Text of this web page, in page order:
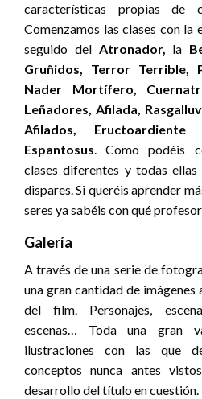
características propias de
Comenzamos las clases con la
seguido del Atronador, la
Gruñidos, Terror Terrible,
Nader Mortífero,
Leñadores, Afilada,
Afilados, Eructoardiente
Espantosus. Como podéis
clases diferentes y todas
dispares. Si queréis aprender
seres ya sabéis con qué
Galería
A través de una serie de
una gran cantidad de
del film. Personajes,
escenas… Toda una gran
ilustraciones con las que
conceptos nunca antes
desarrollo del título en cuestión.